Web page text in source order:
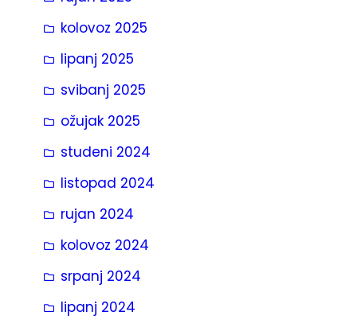
kolovoz 2025
lipanj 2025
svibanj 2025
ožujak 2025
studeni 2024
listopad 2024
rujan 2024
kolovoz 2024
srpanj 2024
lipanj 2024